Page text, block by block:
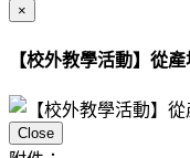
×
【校外教學活動】從
Close